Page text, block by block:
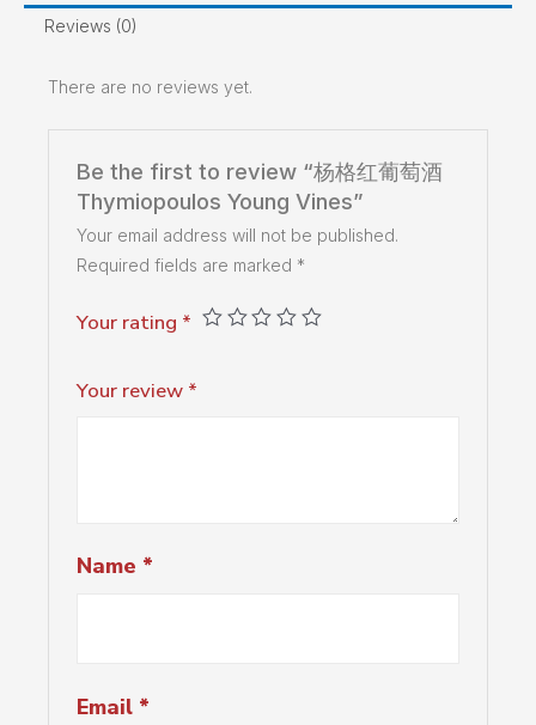
Reviews (0)
There are no reviews yet.
Be the first to review “杨格红葡萄酒
Thymiopoulos Young Vines”
Your email address will not be published.
Required fields are marked *
Your rating *
Your review *
Name *
Email *